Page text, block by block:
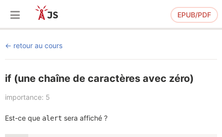
EPUB/PDF
retour au cours
if (une chaîne de caractères avec zéro)
importance: 5
Est-ce que alert sera affiché ?